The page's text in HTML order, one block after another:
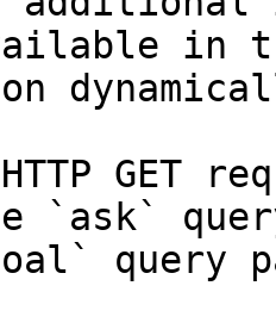
in
GET
`ask`
query